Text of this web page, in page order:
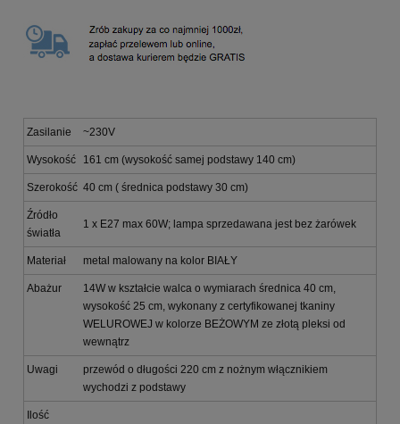
Zasilanie ~230V
Wysokość 161 cm (wysokość samej podstawy 140 cm)
Szerokość 40 cm ( średnica podstawy 30 cm)
Źródło
światła
1 x E27 max 60W; lampa sprzedawana jest bez żarówek
Materiał metal malowany na kolor BIAŁY
Abażur
14W w kształcie walca o wymiarach średnica 40 cm,
wysokość 25 cm, wykonany z certyfikowanej tkaniny
WELUROWEJ w kolorze BEŻOWYM ze złotą pleksi od
wewnątrz
Uwagi
przewód o długości 220 cm z nożnym włącznikiem
wychodzi z podstawy
Ilość